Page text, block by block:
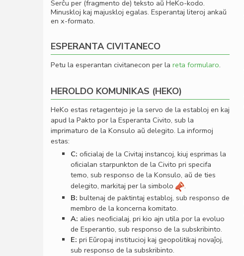
Serĉu per (fragmento de) teksto aŭ HeKo-kodo.
Minuskloj kaj majuskloj egalas. Esperantaj literoj ankaŭ
en x-formato.
ESPERANTA CIVITANECO
Petu la esperantan civitanecon per la reta formularo.
HEROLDO KOMUNIKAS (HEKO)
HeKo estas retagentejo je la servo de la establoj en kaj
apud la Pakto por la Esperanta Civito, sub la
imprimaturo de la Konsulo aŭ delegito. La informoj
estas:
C: oﬁcialaj de la Civitaj instancoj, kiuj esprimas la
oﬁcialan starpunkton de la Civito pri specifa
temo, sub responso de la Konsulo, aŭ de ties
delegito, markitaj per la simbolo
.
B: bultenaj de paktintaj establoj, sub responso de
membro de la koncerna komitato.
A: alies neoﬁcialaj, pri kio ajn utila por la evoluo
de Esperantio, sub responso de la subskribinto.
E: pri Eŭropaj institucioj kaj geopolitikaj novaĵoj,
sub responso de la subskribinto.